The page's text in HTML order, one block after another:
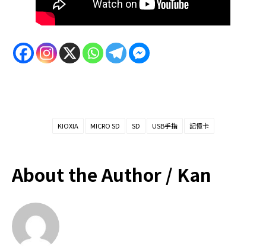
KIOXIA MICRO SD SD USB手指 記憶卡
About the Author / Kan